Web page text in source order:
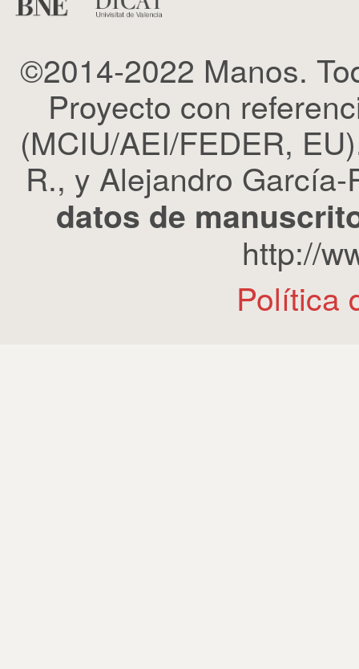
©2014-2022 Manos.
Proyecto con
(MCIU/AEI/FEDER,
R., y Alejandro
datos de
http://
Política